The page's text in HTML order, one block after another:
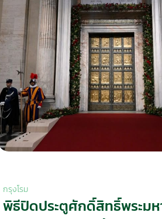
กรุงโรม
พิธีปิดประตูศักดิ์สิทธิ์พระมห